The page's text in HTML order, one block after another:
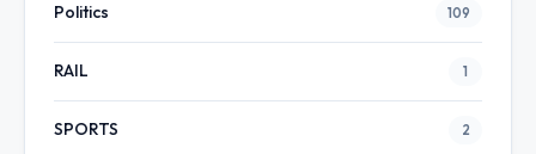
Politics 109
RAIL 1
SPORTS 2